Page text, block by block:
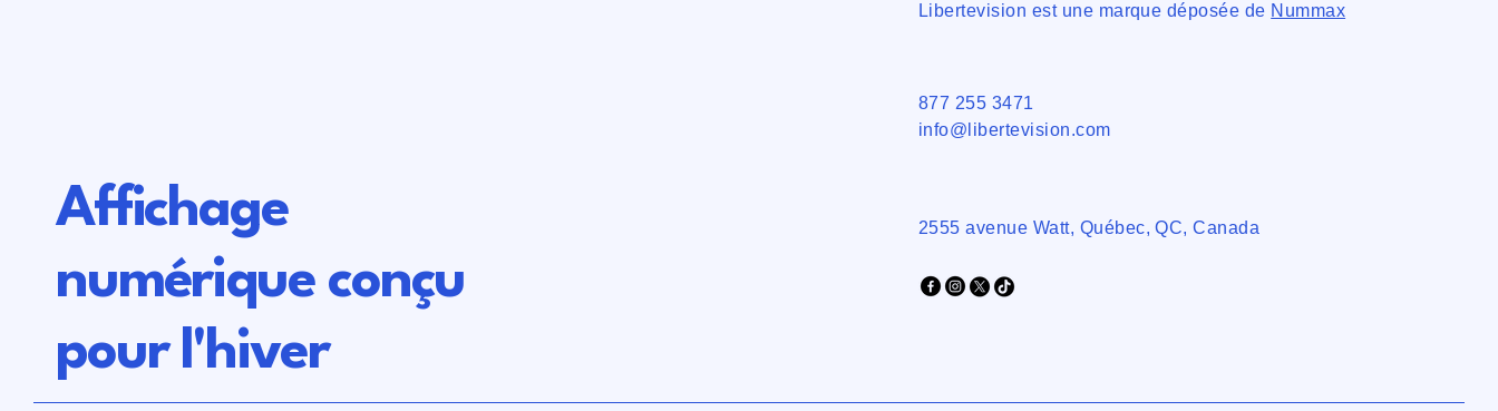
Affichage
numérique conçu
pour l'hiver
Libertevision est une marque déposée de Nummax
877 255 3471
info@libertevision.com
2555 avenue Watt, Québec, QC, Canada